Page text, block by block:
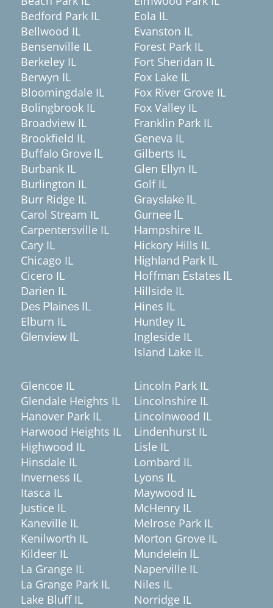
Bedford Park IL
Bellwood IL
Bensenville IL
Berkeley IL
Berwyn IL
Bloomingdale IL
Bolingbrook IL
Broadview IL
Brookfield IL
Buffalo Grove IL
Burbank IL
Burlington IL
Burr Ridge IL
Carol Stream IL
Carpentersville IL
Cary IL
Chicago IL
Cicero IL
Darien IL
Des Plaines IL
Elburn IL
Glenview IL
Eola IL
Evanston IL
Forest Park IL
Fort Sheridan IL
Fox Lake IL
Fox River Grove IL
Fox Valley IL
Franklin Park IL
Geneva IL
Gilberts IL
Glen Ellyn IL
Golf IL
Grayslake IL
Gurnee IL
Hampshire IL
Hickory Hills IL
Highland Park IL
Hoffman Estates IL
Hillside IL
Hines IL
Huntley IL
Ingleside IL
Island Lake IL
Glencoe IL
Glendale Heights IL
Hanover Park IL
Harwood Heights IL
Highwood IL
Hinsdale IL
Inverness IL
Itasca IL
Justice IL
Kaneville IL
Kenilworth IL
Kildeer IL
La Grange IL
La Grange Park IL
Lake Bluff IL
Lincoln Park IL
Lincolnshire IL
Lincolnwood IL
Lindenhurst IL
Lisle IL
Lombard IL
Lyons IL
Maywood IL
McHenry IL
Melrose Park IL
Morton Grove IL
Mundelein IL
Naperville IL
Niles IL
Norridge IL